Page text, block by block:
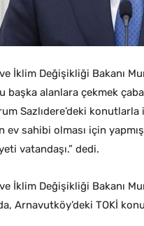
İklim Değişikliği Bakanı
başka alanlara çekmek
Sazlıdere’deki
ev sahibi olması için
vatandaşı.” dedi.
İklim Değişikliği Bakanı
Arnavutköy’deki TOKİ